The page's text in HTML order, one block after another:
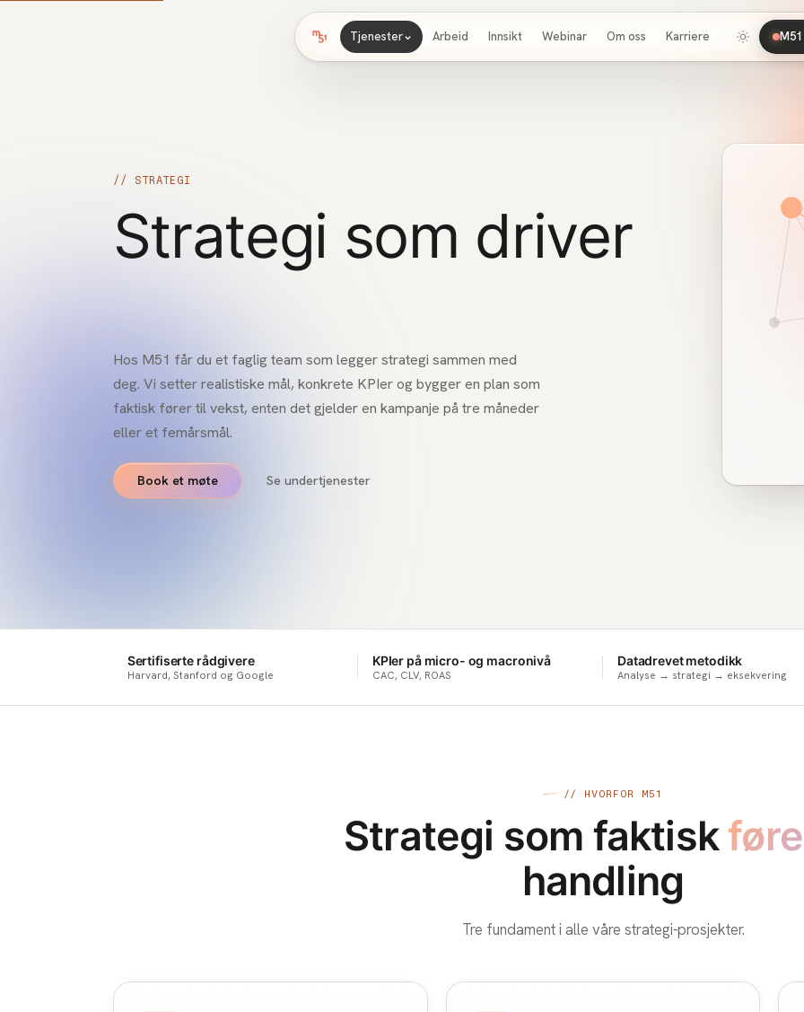
Tjenester Arbeid Innsikt Webinar Om oss Karriere M51
// STRATEGI
Strategi som driver
Hos M51 får du et faglig team som legger strategi sammen med
deg. Vi setter realistiske mål, konkrete KPIer og bygger en plan som
faktisk fører til vekst, enten det gjelder en kampanje på tre måneder
eller et femårsmål.
Book et møte Se undertjenester
Sertifiserte rådgivere
Harvard, Stanford og Google
KPIer på micro- og macronivå
CAC, CLV, ROAS
Datadrevet metodikk
Analyse → strategi → eksekvering
// HVORFOR M51
Strategi som faktisk
handling
Tre fundament i alle våre strategi-prosjekter.